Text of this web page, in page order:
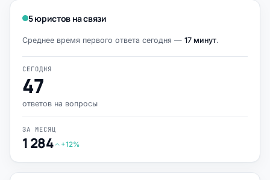
5 юристов на связи
Среднее время первого ответа сегодня — 17 минут.
СЕГОДНЯ
47
ответов на вопросы
ЗА МЕСЯЦ
1 284 +12%